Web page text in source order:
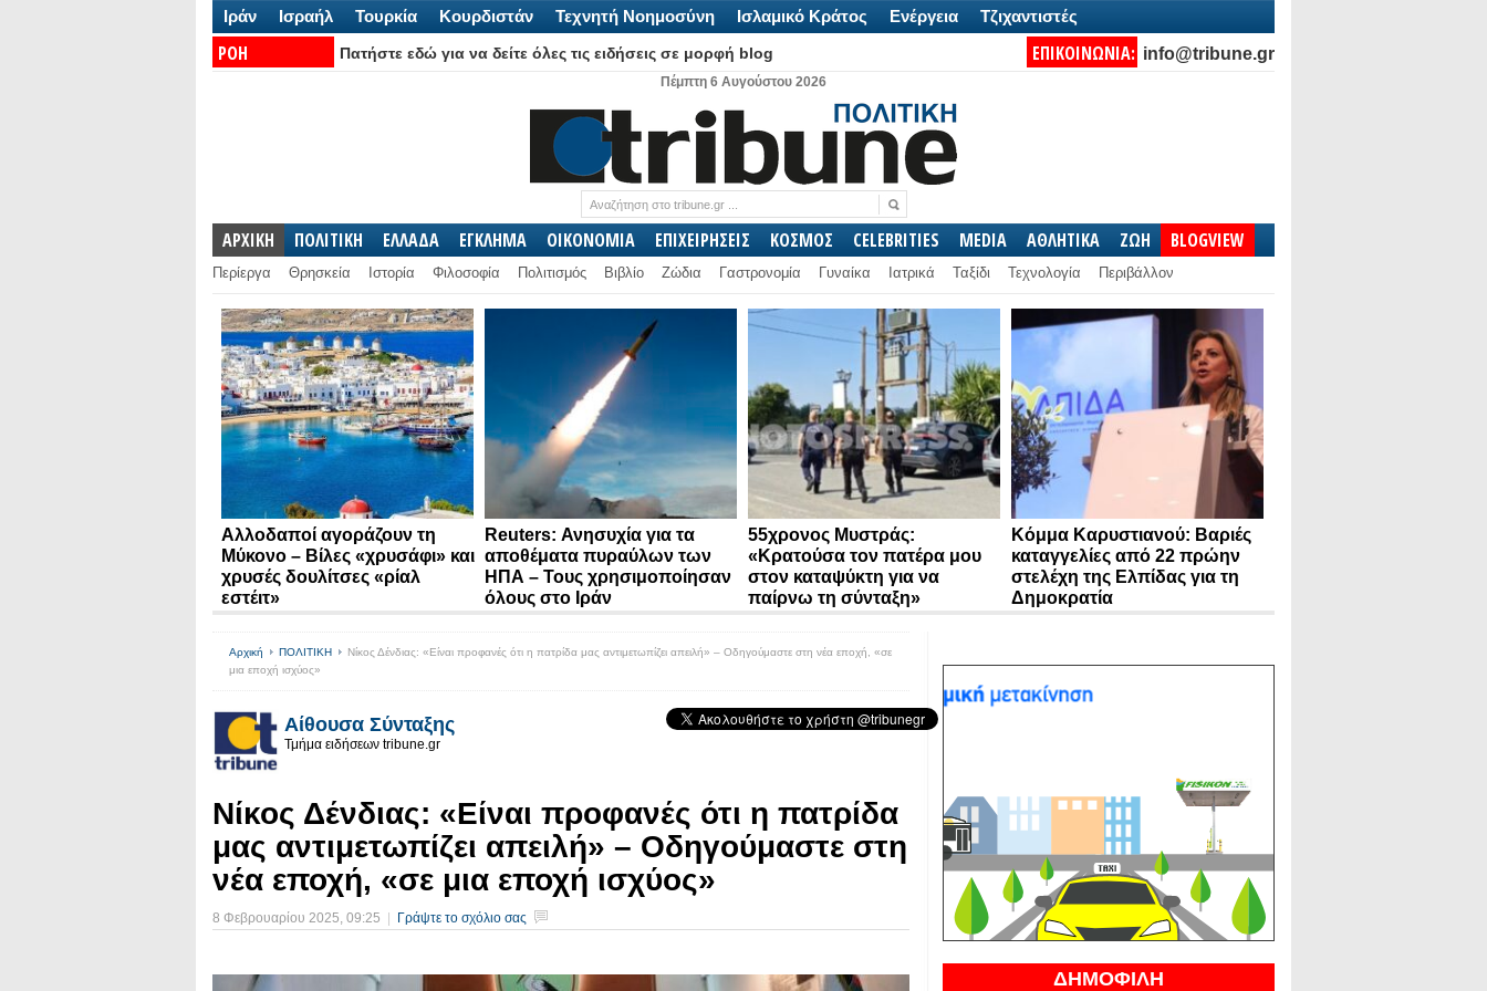
Ιράν Ισραήλ Τουρκία Κουρδιστάν Τεχνητή Νοημοσύνη Ισλαμικό Κράτος Ενέργεια Τζιχαντιστές
ΡΟΗ
Πατήστε εδώ για να δείτε όλες τις ειδήσεις σε μορφή blog ΕΠΙΚΟΙΝΩΝΙΑ: info@tribune.gr
Πέμπτη 6 Αυγούστου 2026
ΑΡΧΙΚΗ ΠΟΛΙΤΙΚΗ ΕΛΛΑΔΑ ΕΓΚΛΗΜΑ ΟΙΚΟΝΟΜΙΑ ΕΠΙΧΕΙΡΗΣΕΙΣ ΚΟΣΜΟΣ CELEBRITIES MEDIA ΑΘΛΗΤΙΚΑ ΖΩΗ BLOGVIEW
Περίεργα Θρησκεία Ιστορία Φιλοσοφία Πολιτισμός Βιβλίο Ζώδια Γαστρονομία Γυναίκα Ιατρικά Ταξίδι Τεχνολογία Περιβάλλον
Αλλοδαποί αγοράζουν τη
Μύκονο – Βίλες «χρυσάφι» και
χρυσές δουλίτσες «ρίαλ
εστέιτ»
Reuters: Ανησυχία για τα
αποθέματα πυραύλων των
ΗΠΑ – Τους χρησιμοποίησαν
όλους στο Ιράν
55χρονος Μυστράς:
«Κρατούσα τον πατέρα μου
στον καταψύκτη για να
παίρνω τη σύνταξη»
Κόμμα Καρυστιανού: Βαριές
καταγγελίες από 22 πρώην
στελέχη της Ελπίδας για τη
Δημοκρατία
ΔΗΜΟΦΙΛΗ
Αρχική ΠΟΛΙΤΙΚΗ
Νίκος Δένδιας: «Είναι προφανές ότι η πατρίδα μας αντιμετωπίζει απειλή» – Οδηγούμαστε στη νέα εποχή, «σε
μια εποχή ισχύος»
Αίθουσα Σύνταξης
Τμήμα ειδήσεων tribune.gr
Νίκος Δένδιας: «Είναι προφανές ότι η πατρίδα
μας αντιμετωπίζει απειλή» – Οδηγούμαστε στη
νέα εποχή, «σε μια εποχή ισχύος»
8 Φεβρουαρίου 2025, 09:25 Γράψτε το σχόλιο σας